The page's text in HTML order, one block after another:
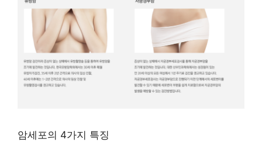
암세포의 4가지 특징